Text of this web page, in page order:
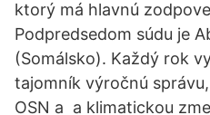
ktorý má hlavnú
Podpredsedom súdu je
(Somálsko). Každý rok
tajomník výročnú
OSN a a klimatickou